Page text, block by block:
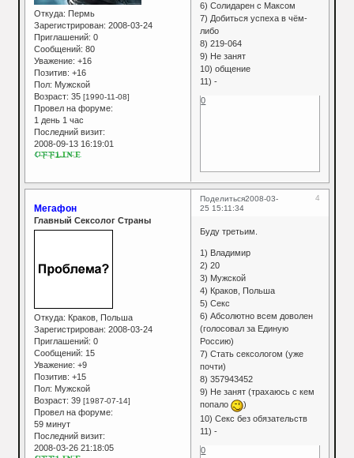
Откуда: Пермь
Зарегистрирован: 2008-03-24
Приглашений: 0
Сообщений: 80
Уважение: +16
Позитив: +16
Пол: Мужской
Возраст: 35[1990-11-08]
Провел на форуме:
1 день 1 час
Последний визит:
2008-09-13 16:19:01
6) Солидарен с Максом
7) Добиться успеха в чём-
либо
8) 219-064
9) Не занят
10) общение
11) -
0
Поделиться 4
2008-03-
25 15:11:34
Мегафон
Главный Сексолог Страны
Откуда: Краков, Польша
Зарегистрирован: 2008-03-24
Приглашений: 0
Сообщений: 15
Уважение: +9
Позитив: +15
Пол: Мужской
Возраст: 39[1987-07-14]
Провел на форуме:
59 минут
Последний визит:
2008-03-26 21:18:05
Буду третьим.
1) Владимир
2) 20
3) Мужской
4) Краков, Польша
5) Секс
6) Абсолютно всем доволен
(голосовал за Единую
Россию)
7) Стать сексологом (уже
почти)
8) 357943452
9) Не занят (трахаюсь с кем
попало
)
10) Секс без обязательств
11) -
0